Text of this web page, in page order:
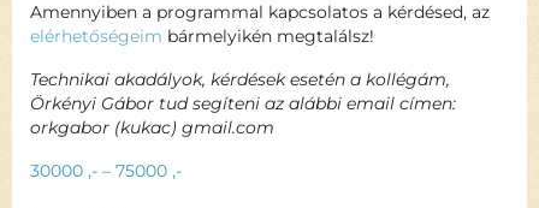
Amennyiben a programmal kapcsolatos a kérdésed, az
elérhetőségeim bármelyikén megtalálsz!
Technikai akadályok, kérdések esetén a kollégám,
Örkényi Gábor tud segíteni az alábbi email címen:
orkgabor (kukac) gmail.com
30000 ,- – 75000 ,-